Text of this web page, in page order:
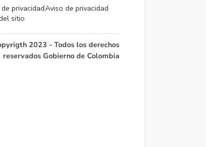
privacidadAviso de privacidad
sitio
2023 - Todos los derechos
reservados Gobierno de Colombia